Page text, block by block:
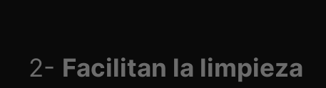
2- Facilitan la limpieza